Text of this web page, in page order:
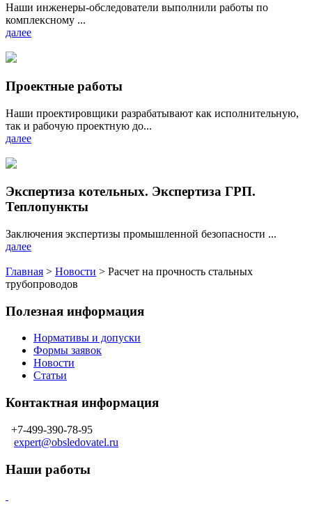
Наши инженеры-обследователи выполнили работы по
комплексному ...
далее
Проектные работы
Наши проектировщики разрабатывают как исполнительную,
так и рабочую проектную до...
далее
Экспертиза котельных. Экспертиза ГРП.
Теплопункты
Заключения экспертизы промышленной безопасности ...
далее
Главная > Новости > Расчет на прочность стальных
трубопроводов
Полезная информация
Нормативы и допуски
Формы заявок
Новости
Статьи
Контактная информация
+7-499-390-78-95
expert@obsledovatel.ru
Наши работы